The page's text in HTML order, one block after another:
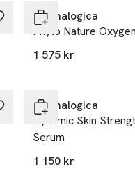
Dermalogica
Phyto Nature
1 575 kr
Dermalogica
Dynamic Skin
Serum
1 150 kr